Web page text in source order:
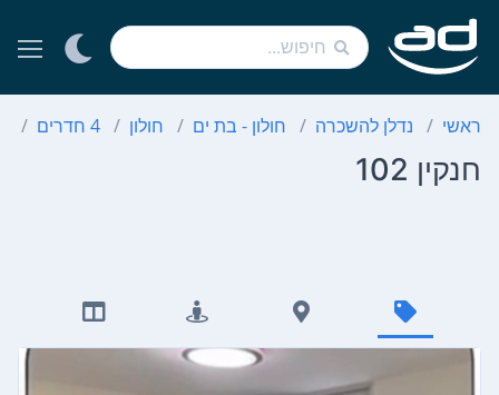
ראשי נדלן להשכרה חולון - בת ים חולון 4 חדרים
חנקין 102